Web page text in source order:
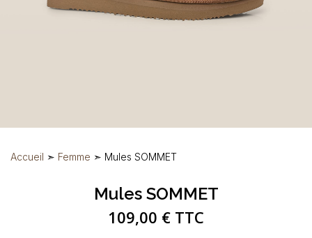
Accueil ➣ Femme ➣ Mules SOMMET
Mules SOMMET
109,00 € TTC